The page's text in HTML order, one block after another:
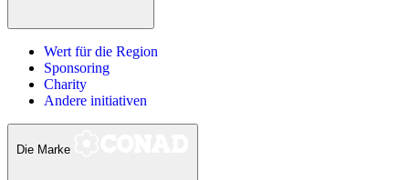
Wert für die Region
Sponsoring
Charity
Andere initiativen
Die Marke